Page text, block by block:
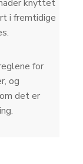
knyttet
i fremtidige
for
og
det er